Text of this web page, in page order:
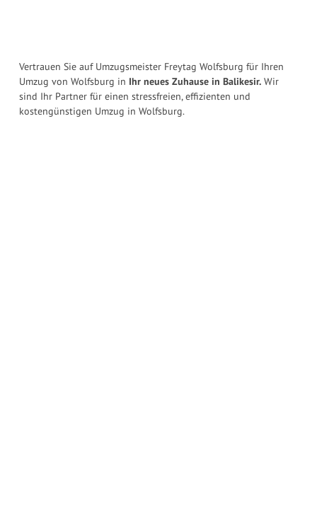
Vertrauen Sie auf Umzugsmeister Freytag Wolfsburg für Ihren
Umzug von Wolfsburg in Ihr neues Zuhause in Balikesir. Wir
sind Ihr Partner für einen stressfreien, effizienten und
kostengünstigen Umzug in Wolfsburg.